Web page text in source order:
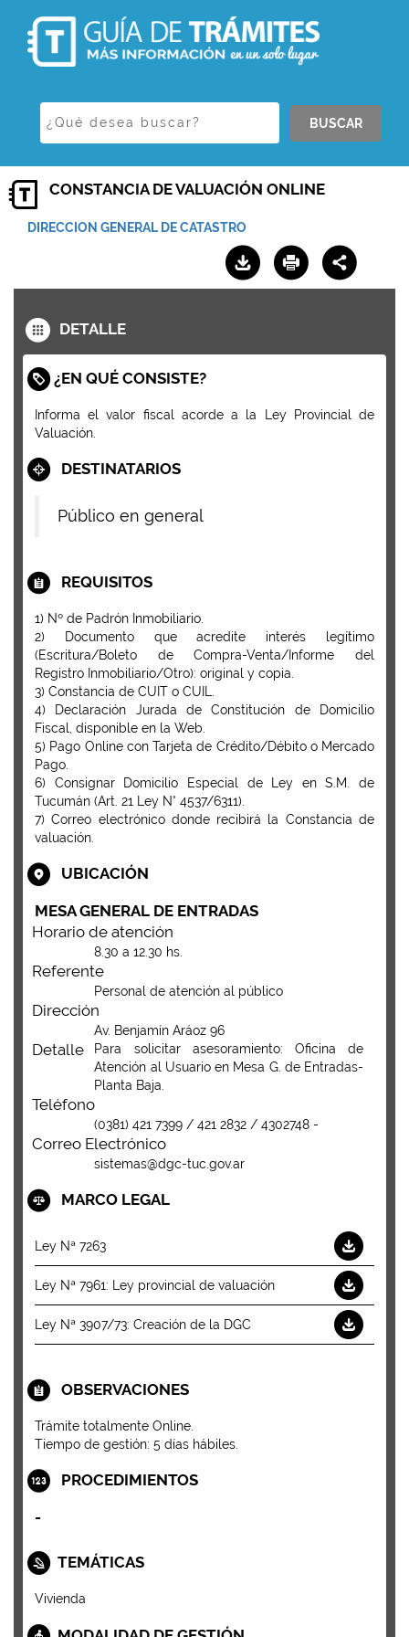
BUSCAR
CONSTANCIA DE VALUACIÓN ONLINE
DIRECCION GENERAL DE CATASTRO
DETALLE
¿EN QUÉ CONSISTE?
Informa el valor fiscal acorde a la Ley Provincial de
Valuación.
DESTINATARIOS
Público en general
REQUISITOS
1) Nº de Padrón Inmobiliario.
2) Documento que acredite interés legítimo
(Escritura/Boleto de Compra-Venta/Informe del
Registro Inmobiliario/Otro): original y copia.
3) Constancia de CUIT o CUIL.
4) Declaración Jurada de Constitución de Domicilio
Fiscal, disponible en la Web.
5) Pago Online con Tarjeta de Crédito/Débito o Mercado
Pago.
6) Consignar Domicilio Especial de Ley en S.M. de
Tucumán (Art. 21 Ley N° 4537/6311).
7) Correo electrónico donde recibirá la Constancia de
valuación.
UBICACIÓN
MESA GENERAL DE ENTRADAS
Horario de atención
8.30 a 12.30 hs.
Referente
Personal de atención al público
Dirección
Av. Benjamín Aráoz 96
Detalle
Para solicitar asesoramiento: Oficina de
Atención al Usuario en Mesa G. de Entradas-
Planta Baja.
Teléfono
(0381) 421 7399 / 421 2832 / 4302748 -
Correo Electrónico
sistemas@dgc-tuc.gov.ar
MARCO LEGAL
Ley Nª 7263
Ley Nª 7961: Ley provincial de valuación
Ley Nª 3907/73: Creación de la DGC
OBSERVACIONES
Trámite totalmente Online.
Tiempo de gestión: 5 días hábiles.
PROCEDIMIENTOS
-
TEMÁTICAS
Vivienda